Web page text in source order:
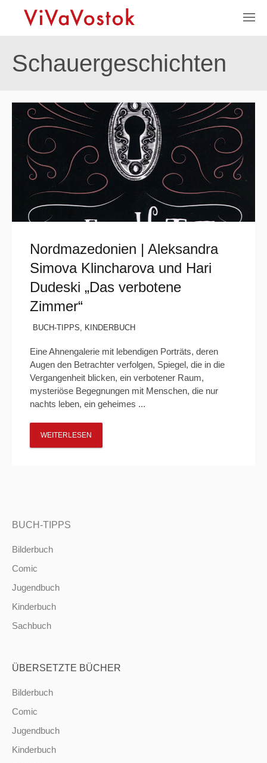
Schauergeschichten
Nordmazedonien | Aleksandra
Simova Klincharova und Hari
Dudeski „Das verbotene
Zimmer“
BUCH-TIPPS, KINDERBUCH
Eine Ahnengalerie mit lebendigen Porträts, deren
Augen den Betrachter verfolgen, Spiegel, die in die
Vergangenheit blicken, ein verbotener Raum,
mysteriöse Begegnungen mit Menschen, die nur
nachts leben, ein geheimes ...
WEITERLESEN
BUCH-TIPPS
Bilderbuch
Comic
Jugendbuch
Kinderbuch
Sachbuch
ÜBERSETZTE BÜCHER
Bilderbuch
Comic
Jugendbuch
Kinderbuch